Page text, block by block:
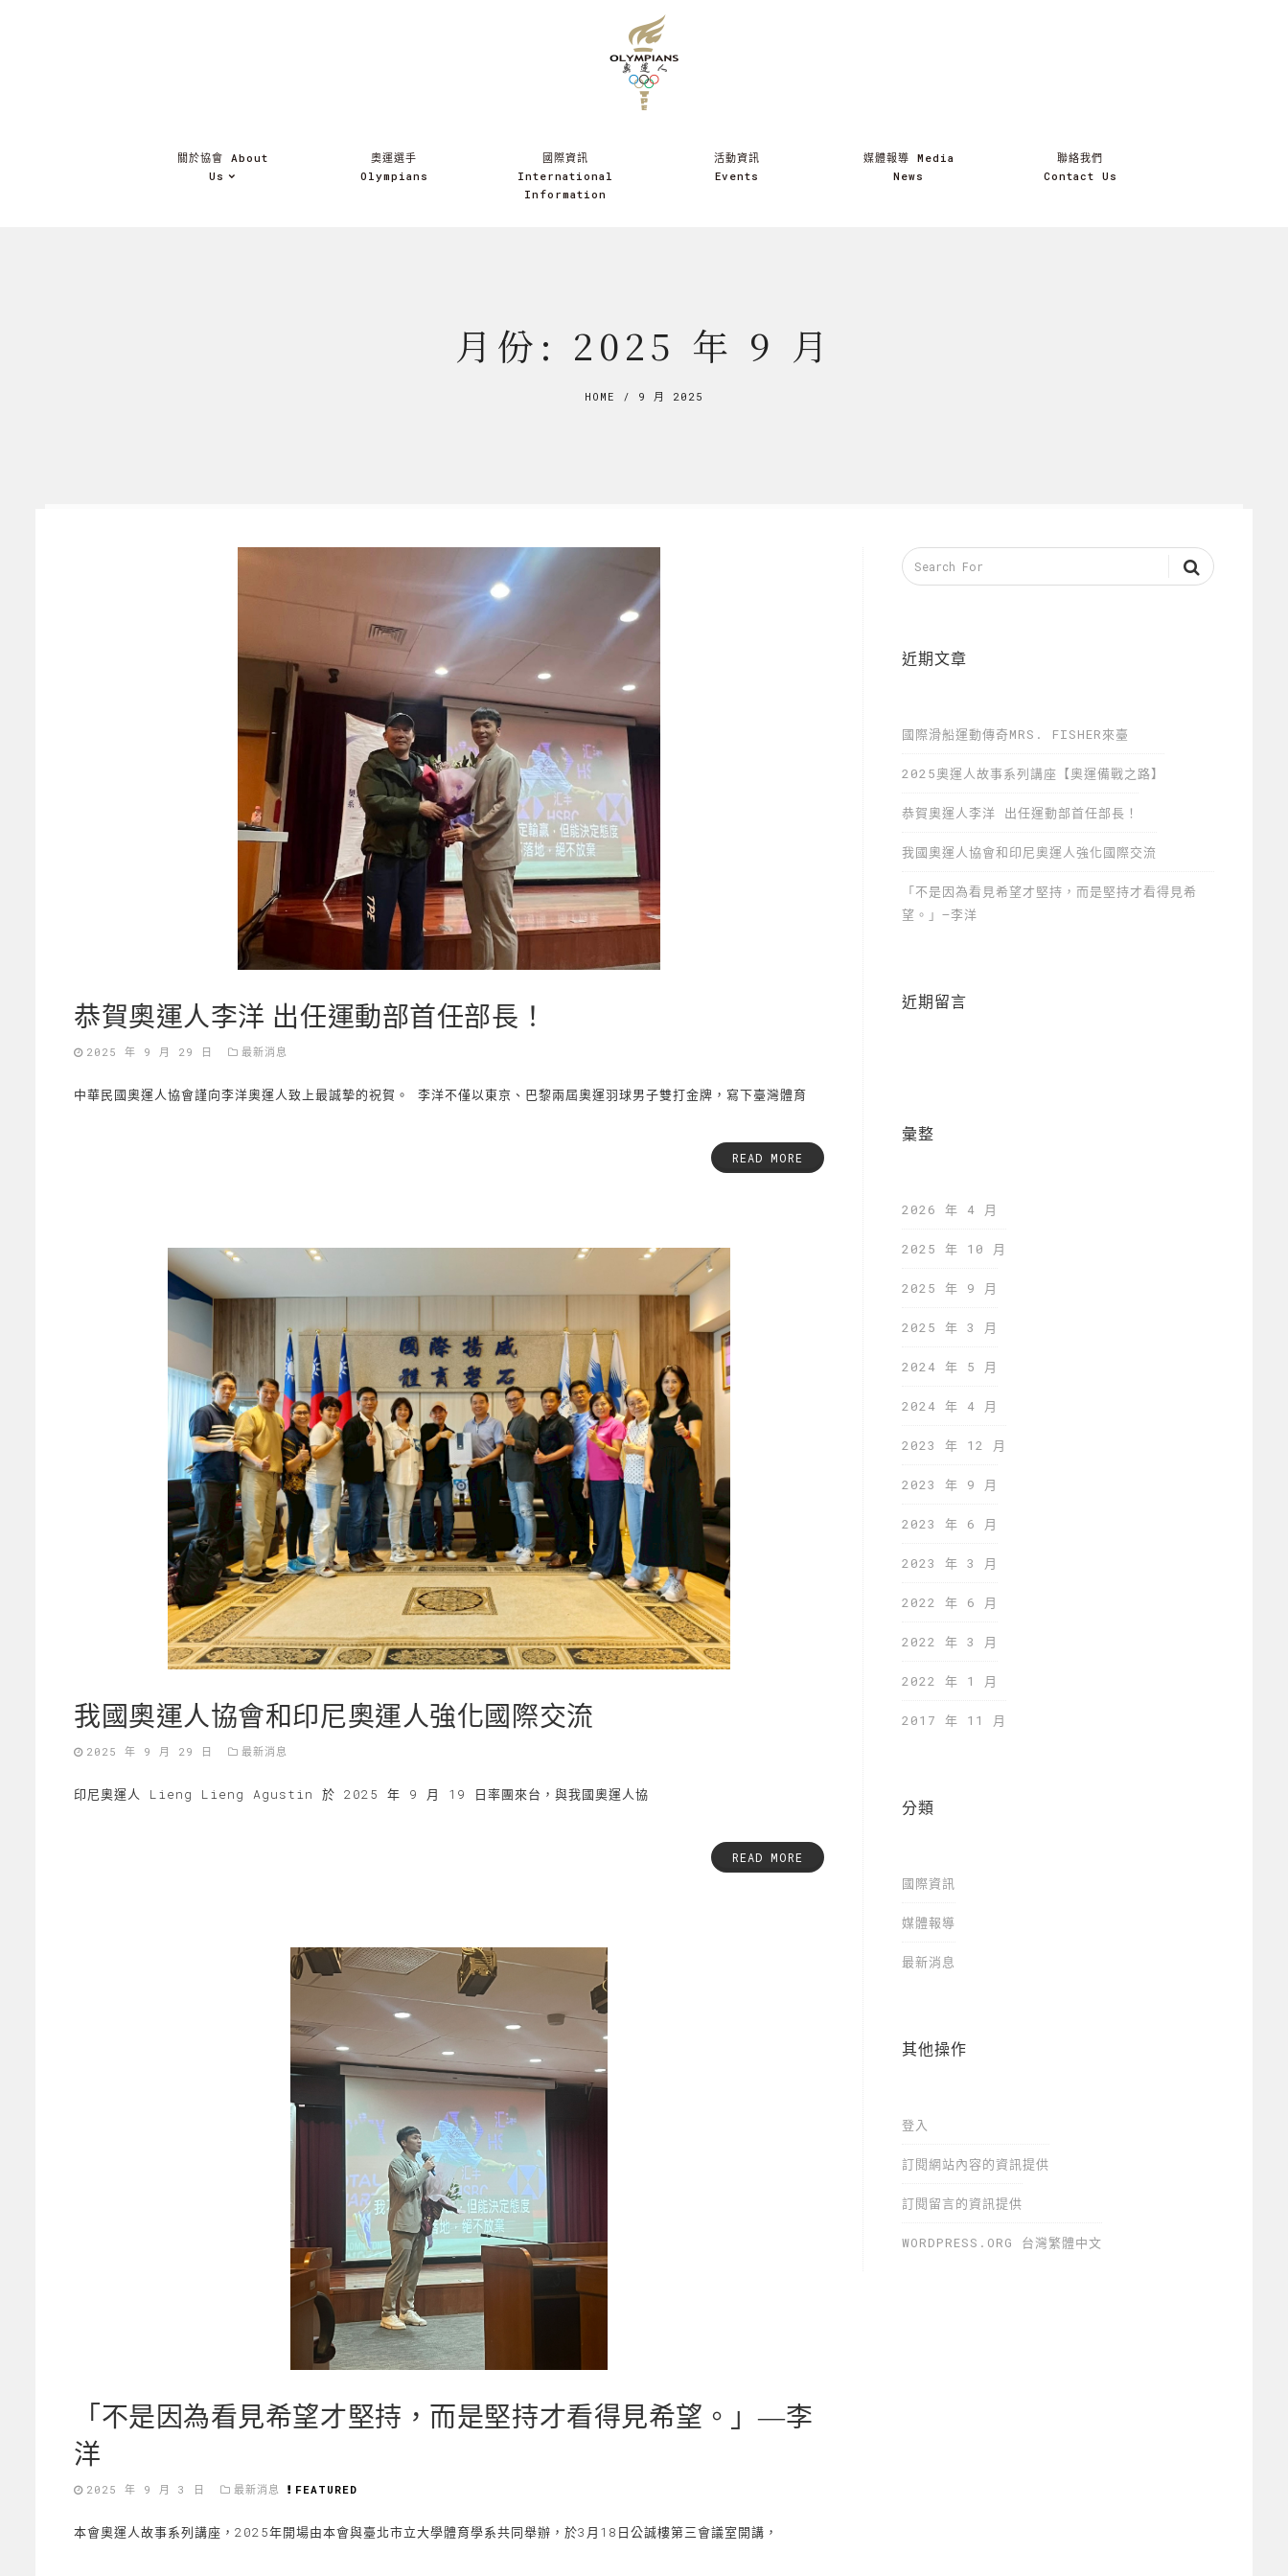
關於協會 About
Us
奧運選手
Olympians
國際資訊
International
Information
活動資訊
Events
媒體報導 Media
News
聯絡我們
Contact Us
月份: 2025 年 9 月
HOME / 9 月 2025
恭賀奧運人李洋 出任運動部首任部長！
2025 年 9 月 29 日 最新消息
中華民國奧運人協會謹向李洋奧運人致上最誠摯的祝賀。 李洋不僅以東京、巴黎兩屆奧運羽球男子雙打金牌，寫下臺灣體育
READ MORE
我國奧運人協會和印尼奧運人強化國際交流
2025 年 9 月 29 日 最新消息
印尼奧運人 Lieng Lieng Agustin 於 2025 年 9 月 19 日率團來台，與我國奧運人協
READ MORE
「不是因為看見希望才堅持，而是堅持才看得見希望。」—李
洋
2025 年 9 月 3 日 最新消息 FEATURED
本會奧運人故事系列講座，2025年開場由本會與臺北市立大學體育學系共同舉辦，於3月18日公誠樓第三會議室開講，
近期文章
國際滑船運動傳奇MRS. FISHER來臺
2025奧運人故事系列講座【奧運備戰之路】
恭賀奧運人李洋 出任運動部首任部長！
我國奧運人協會和印尼奧運人強化國際交流
「不是因為看見希望才堅持，而是堅持才看得見希
望。」—李洋
近期留言
彙整
2026 年 4 月
2025 年 10 月
2025 年 9 月
2025 年 3 月
2024 年 5 月
2024 年 4 月
2023 年 12 月
2023 年 9 月
2023 年 6 月
2023 年 3 月
2022 年 6 月
2022 年 3 月
2022 年 1 月
2017 年 11 月
分類
國際資訊
媒體報導
最新消息
其他操作
登入
訂閱網站內容的資訊提供
訂閱留言的資訊提供
WORDPRESS.ORG 台灣繁體中文